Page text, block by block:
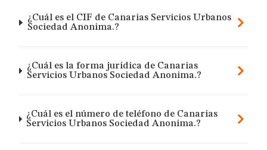
¿Cuál es el CIF de Canarias Servicios Urbanos
Sociedad Anonima.?
¿Cuál es la forma jurídica de Canarias
Servicios Urbanos Sociedad Anonima.?
¿Cuál es el número de teléfono de Canarias
Servicios Urbanos Sociedad Anonima.?